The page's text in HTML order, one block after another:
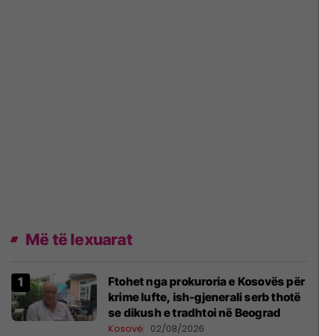
Më të lexuarat
Ftohet nga prokuroria e Kosovës për
krime lufte, ish-gjenerali serb thotë
se dikush e tradhtoi në Beograd
Kosovë 02/08/2026